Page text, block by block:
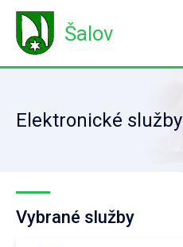
Šalov
Elektronické služby
Vybrané služby